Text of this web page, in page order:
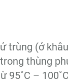
trùng (ở
thùng
–